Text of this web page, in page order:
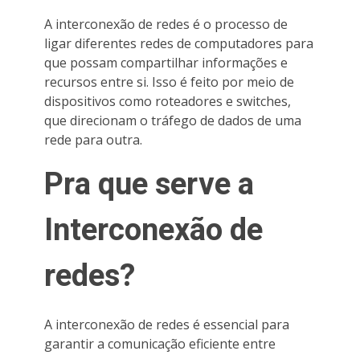
A interconexão de redes é o processo de
ligar diferentes redes de computadores para
que possam compartilhar informações e
recursos entre si. Isso é feito por meio de
dispositivos como roteadores e switches,
que direcionam o tráfego de dados de uma
rede para outra.
Pra que serve a
Interconexão de
redes?
A interconexão de redes é essencial para
garantir a comunicação eficiente entre